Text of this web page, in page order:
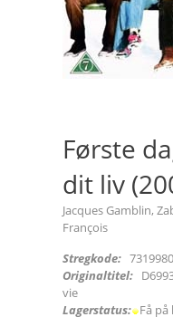
Første
dit liv
Jacques Gamblin,
François
Stregkode:
Originaltitel:
vie
Lagerstatus: Få på